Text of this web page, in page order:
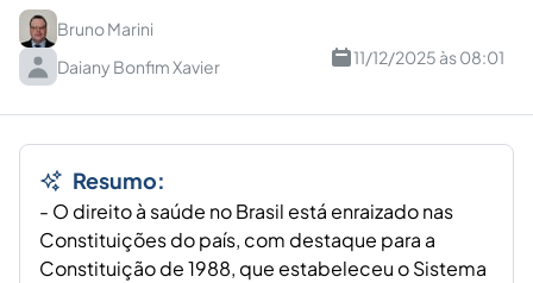
Bruno Marini
Daiany Bonfim Xavier
11/12/2025 às 08:01
Resumo:
- O direito à saúde no Brasil está enraizado nas
Constituições do país, com destaque para a
Constituição de 1988, que estabeleceu o Sistema